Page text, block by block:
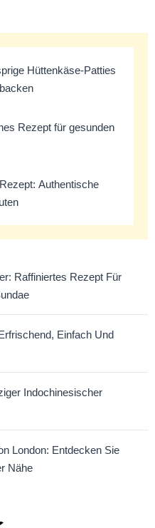
Hüttenkäse-Patties
Rezept für gesunden
Authentische
Raffiniertes Rezept Für
Einfach Und
Indochinesischer
London: Entdecken Sie
Nähe